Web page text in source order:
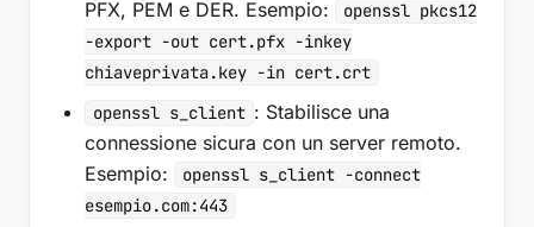
PFX, PEM e DER. Esempio:
openssl pkcs12
-export -out cert.pfx -inkey
chiaveprivata.key -in cert.crt
openssl s_client : Stabilisce una
connessione sicura con un server remoto.
Esempio:
openssl s_client -connect
esempio.com:443